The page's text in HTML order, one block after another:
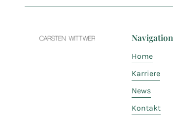
Navigation
Home
Karriere
News
Kontakt